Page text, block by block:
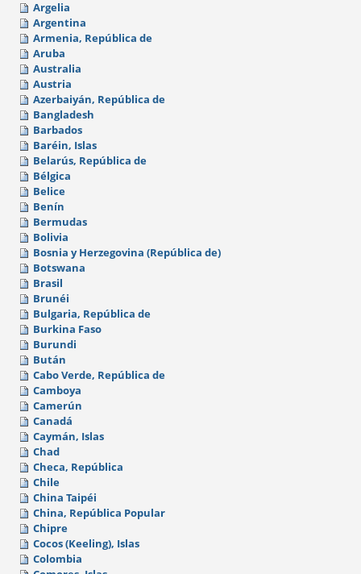
Argelia
Argentina
Armenia, República de
Aruba
Australia
Austria
Azerbaiyán, República de
Bangladesh
Barbados
Baréin, Islas
Belarús, República de
Bélgica
Belice
Benín
Bermudas
Bolivia
Bosnia y Herzegovina (República de)
Botswana
Brasil
Brunéi
Bulgaria, República de
Burkina Faso
Burundi
Bután
Cabo Verde, República de
Camboya
Camerún
Canadá
Caymán, Islas
Chad
Checa, República
Chile
China Taipéi
China, República Popular
Chipre
Cocos (Keeling), Islas
Colombia